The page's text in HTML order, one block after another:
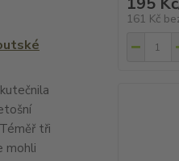
tři
mohli
161 Kč